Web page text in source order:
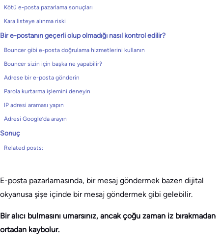
Kötü e-posta pazarlama sonuçları
Kara listeye alınma riski
Bir e-postanın geçerli olup olmadığı nasıl kontrol edilir?
Bouncer gibi e-posta doğrulama hizmetlerini kullanın
Bouncer sizin için başka ne yapabilir?
Adrese bir e-posta gönderin
Parola kurtarma işlemini deneyin
IP adresi araması yapın
Adresi Google’da arayın
Sonuç
Related posts:
E-posta pazarlamasında, bir mesaj göndermek bazen dijital
okyanusa şişe içinde bir mesaj göndermek gibi gelebilir.
Bir alıcı bulmasını umarsınız, ancak çoğu zaman iz bırakmadan
ortadan kaybolur.